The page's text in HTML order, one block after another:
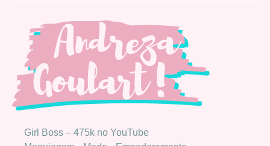
Girl Boss – 475k no YouTube